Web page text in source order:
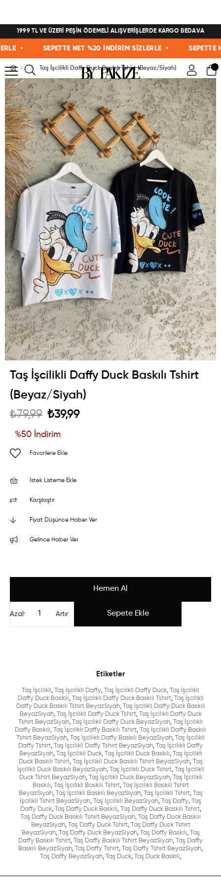
1999 TL VE ÜZERİ PEŞİN ÖDEMELİ ALIŞVERİŞLERDE KARGO BEDAVA
• SEPETTE NET %20 İNDİRİM SİZLERLE • SEPETTE
Taş İşcilikli Daffy Duck Baskılı Tshirt (Beyaz/Siyah)
Taş İşcilikli Daffy Duck Baskılı Tshirt
(Beyaz/Siyah)
₺79,99 ₺39,99
%50 İndirim
Favorilere Ekle
İstek Listeme Ekle
Karşılaştır
Fiyat Düşünce Haber Ver
Gelince Haber Ver
Artır
Azalt
Etiketler
Taş İşcilikli, Taş İşcilikli Daffy, Taş İşcilikli Daffy Duck, Taş İşcilikli
Daffy Duck Baskılı, Taş İşcilikli Daffy Duck Baskılı Tshirt, Taş İşcilikli
Daffy Duck Baskılı Tshirt BeyazSiyah, Taş İşcilikli Daffy Duck Baskılı
BeyazSiyah, Taş İşcilikli Daffy Duck Tshirt, Taş İşcilikli Daffy Duck
Tshirt BeyazSiyah, Taş İşcilikli Daffy Duck BeyazSiyah, Taş İşcilikli
Daffy Baskılı, Taş İşcilikli Daffy Baskılı Tshirt, Taş İşcilikli Daffy Baskılı
Tshirt BeyazSiyah, Taş İşcilikli Daffy Baskılı BeyazSiyah, Taş İşcilikli
Daffy Tshirt, Taş İşcilikli Daffy Tshirt BeyazSiyah, Taş İşcilikli Daffy
BeyazSiyah, Taş İşcilikli Duck, Taş İşcilikli Duck Baskılı, Taş İşcilikli
Duck Baskılı Tshirt, Taş İşcilikli Duck Baskılı Tshirt BeyazSiyah, Taş
İşcilikli Duck Baskılı BeyazSiyah, Taş İşcilikli Duck Tshirt, Taş İşcilikli
Duck Tshirt BeyazSiyah, Taş İşcilikli Duck BeyazSiyah, Taş İşcilikli
Baskılı, Taş İşcilikli Baskılı Tshirt, Taş İşcilikli Baskılı Tshirt
BeyazSiyah, Taş İşcilikli Baskılı BeyazSiyah, Taş İşcilikli Tshirt, Taş
İşcilikli Tshirt BeyazSiyah, Taş İşcilikli BeyazSiyah, Taş Daffy, Taş
Daffy Duck, Taş Daffy Duck Baskılı, Taş Daffy Duck Baskılı Tshirt,
Taş Daffy Duck Baskılı Tshirt BeyazSiyah, Taş Daffy Duck Baskılı
BeyazSiyah, Taş Daffy Duck Tshirt, Taş Daffy Duck Tshirt
BeyazSiyah, Taş Daffy Duck BeyazSiyah, Taş Daffy Baskılı, Taş
Daffy Baskılı Tshirt, Taş Daffy Baskılı Tshirt BeyazSiyah, Taş Daffy
Baskılı BeyazSiyah, Taş Daffy Tshirt, Taş Daffy Tshirt BeyazSiyah,
Taş Daffy BeyazSiyah, Taş Duck, Taş Duck Baskılı,